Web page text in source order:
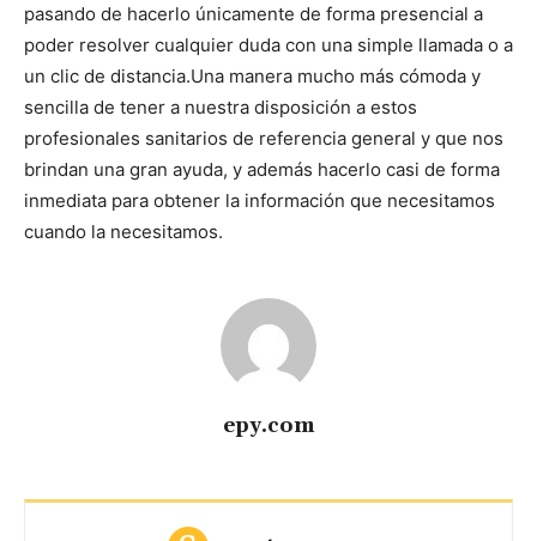
pasando de hacerlo únicamente de forma presencial a
poder resolver cualquier duda con una simple llamada o a
un clic de distancia.Una manera mucho más cómoda y
sencilla de tener a nuestra disposición a estos
profesionales sanitarios de referencia general y que nos
brindan una gran ayuda, y además hacerlo casi de forma
inmediata para obtener la información que necesitamos
cuando la necesitamos.
epy.com